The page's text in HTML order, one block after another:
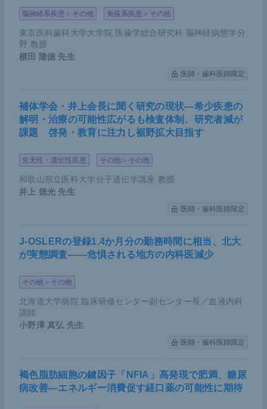
脳神経系疾患＞その他 免疫系疾患＞その他
東京医科歯科大学大学院 医歯学総合研究科 脳神経病態学分
野 教授
横田 隆徳 先生
医師・歯科医師限定
補体学会・井上会長に聞く研究の現状―希少疾患の
解明・治療の可能性広がるも検査体制、研究者減が
課題 啓発・教育に注力し裾野拡大目指す
先天性・遺伝性疾患 その他＞その他
和歌山県立医科大学分子遺伝学講座 教授
井上 徳光 先生
医師・歯科医師限定
J-OSLERの登録1.4か月分の勤務時間に相当、北大
が実態調査――危惧される地方の内科医減少
その他＞その他
北海道大学病院 臨床研修センター副センター長／血液内科
講師
小野澤 真弘 先生
医師・歯科医師限定
褐色脂肪細胞の鍵因子「NFIA」高発現で肥満、糖尿
病改善―エネルギー消費促す経口薬の可能性に期待